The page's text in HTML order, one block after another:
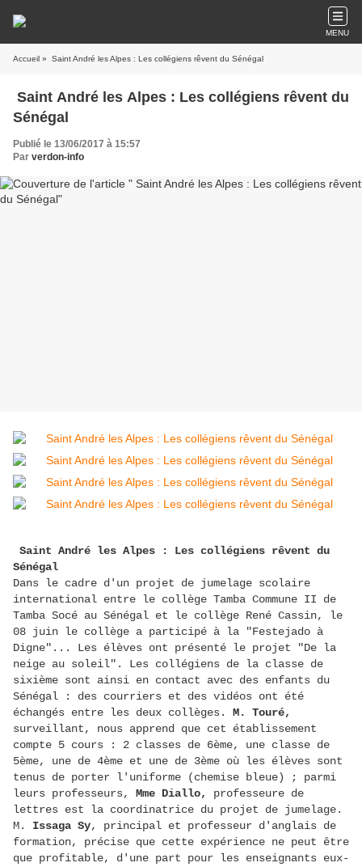
MENU
Accueil » Saint André les Alpes : Les collégiens rêvent du Sénégal
Saint André les Alpes : Les collégiens rêvent du
Sénégal
Publié le 13/06/2017 à 15:57
Par verdon-info
Saint André les Alpes : Les collégiens rêvent du
Sénégal
Dans le cadre d'un projet de jumelage scolaire
international entre le collège Tamba Commune II de
Tamba Socé au Sénégal et le collège René Cassin, le
08 juin le collège a participé à la "Festejado à
Digne"... Les élèves ont présenté le projet "De la
neige au soleil". Les collégiens de la classe de
sixième sont ainsi en contact avec des enfants du
Sénégal : des courriers et des vidéos ont été
échangés entre les deux collèges.
M. Touré,
surveillant, nous apprend que cet établissement
compte 5 cours : 2 classes de 6ème, une classe de
5ème, une de 4ème et une de 3ème où les élèves sont
tenus de porter l'uniforme (chemise bleue) ; parmi
leurs professeurs, Mme Diallo,
professeure de
lettres est la coordinatrice du projet de jumelage.
M. Issaga Sy, principal et professeur d'anglais de
formation, précise que cette expérience ne peut être
que profitable, d'une part pour les enseignants eux-